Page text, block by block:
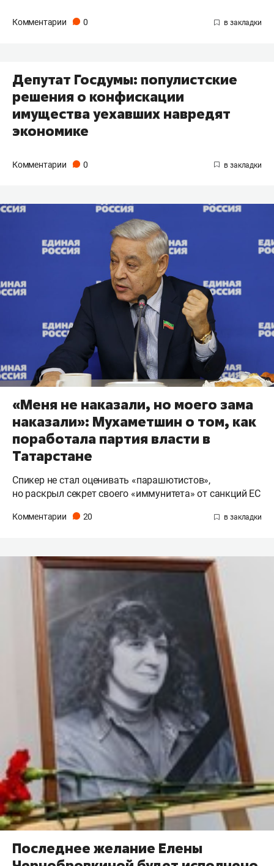
Комментарии 0
Депутат Госдумы: популистские
решения о конфискации
имущества уехавших навредят
экономике
Комментарии 0
«Меня не наказали, но моего зама
наказали»: Мухаметшин о том, как
поработала партия власти в
Татарстане
Спикер не стал оценивать «парашютистов»,
но раскрыл секрет своего «иммунитета» от санкций ЕС
Комментарии 20
​Последнее желание Елены